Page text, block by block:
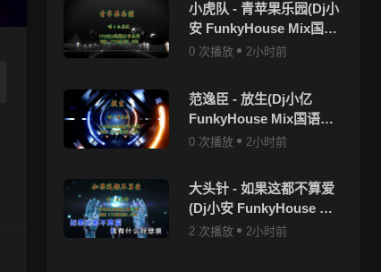
小虎队 - 青苹果乐园(Dj小
安 FunkyHouse Mix国语
男)咚鼓
0 次播放 2小时前
范逸臣 - 放生(Dj小亿
FunkyHouse Mix国语男)
咚鼓-v2
0 次播放 2小时前
大头针 - 如果这都不算爱
(Dj小安 FunkyHouse Mix
国语男)咚鼓
2 次播放 2小时前